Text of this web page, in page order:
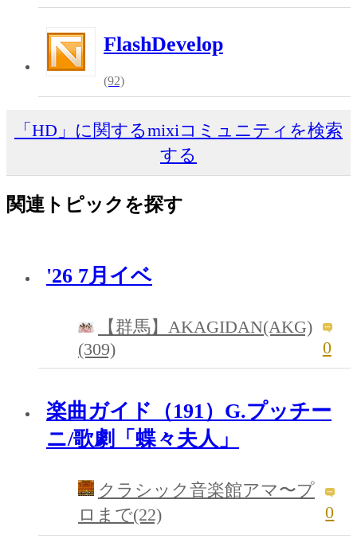
FlashDevelop
(92)
「HD」に関するmixiコミュニティを検索
する
関連トピックを探す
'26 7月イベ
【群馬】AKAGIDAN(AKG)
(309)
0
楽曲ガイド（191）G.プッチー
ニ/歌劇「蝶々夫人」
クラシック音楽館アマ〜プ
ロまで(22)
0